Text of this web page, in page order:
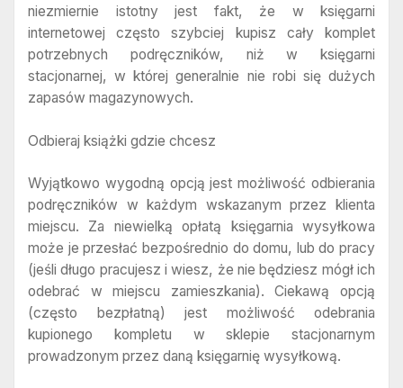
niezmiernie istotny jest fakt, że w księgarni
internetowej często szybciej kupisz cały komplet
potrzebnych podręczników, niż w księgarni
stacjonarnej, w której generalnie nie robi się dużych
zapasów magazynowych.
Odbieraj książki gdzie chcesz
Wyjątkowo wygodną opcją jest możliwość odbierania
podręczników w każdym wskazanym przez klienta
miejscu. Za niewielką opłatą księgarnia wysyłkowa
może je przesłać bezpośrednio do domu, lub do pracy
(jeśli długo pracujesz i wiesz, że nie będziesz mógł ich
odebrać w miejscu zamieszkania). Ciekawą opcją
(często bezpłatną) jest możliwość odebrania
kupionego kompletu w sklepie stacjonarnym
prowadzonym przez daną księgarnię wysyłkową.